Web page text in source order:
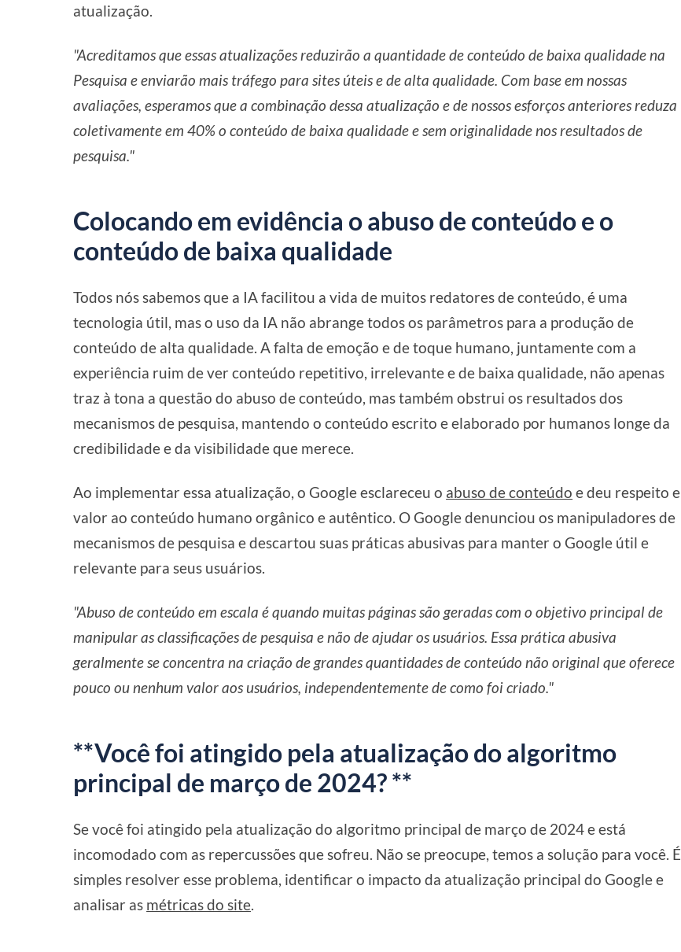
atualização.
"Acreditamos que essas atualizações reduzirão a quantidade de conteúdo de baixa qualidade na
Pesquisa e enviarão mais tráfego para sites úteis e de alta qualidade. Com base em nossas
avaliações, esperamos que a combinação dessa atualização e de nossos esforços anteriores reduza
coletivamente em 40% o conteúdo de baixa qualidade e sem originalidade nos resultados de
pesquisa."
Colocando em evidência o abuso de conteúdo e o
conteúdo de baixa qualidade
Todos nós sabemos que a IA facilitou a vida de muitos redatores de conteúdo, é uma
tecnologia útil, mas o uso da IA não abrange todos os parâmetros para a produção de
conteúdo de alta qualidade. A falta de emoção e de toque humano, juntamente com a
experiência ruim de ver conteúdo repetitivo, irrelevante e de baixa qualidade, não apenas
traz à tona a questão do abuso de conteúdo, mas também obstrui os resultados dos
mecanismos de pesquisa, mantendo o conteúdo escrito e elaborado por humanos longe da
credibilidade e da visibilidade que merece.
Ao implementar essa atualização, o Google esclareceu o abuso de conteúdo e deu respeito e
valor ao conteúdo humano orgânico e autêntico. O Google denunciou os manipuladores de
mecanismos de pesquisa e descartou suas práticas abusivas para manter o Google útil e
relevante para seus usuários.
"Abuso de conteúdo em escala é quando muitas páginas são geradas com o objetivo principal de
manipular as classificações de pesquisa e não de ajudar os usuários. Essa prática abusiva
geralmente se concentra na criação de grandes quantidades de conteúdo não original que oferece
pouco ou nenhum valor aos usuários, independentemente de como foi criado."
**Você foi atingido pela atualização do algoritmo
principal de março de 2024? **
Se você foi atingido pela atualização do algoritmo principal de março de 2024 e está
incomodado com as repercussões que sofreu. Não se preocupe, temos a solução para você. É
simples resolver esse problema, identificar o impacto da atualização principal do Google e
analisar as métricas do site